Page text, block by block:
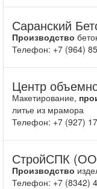
Саранский
Производство
Телефон: +7 (964)
Центр
Макетирование,
литье из мрамора
Телефон: +7 (927)
СтройСПК
Производство
Телефон: +7 (8342)